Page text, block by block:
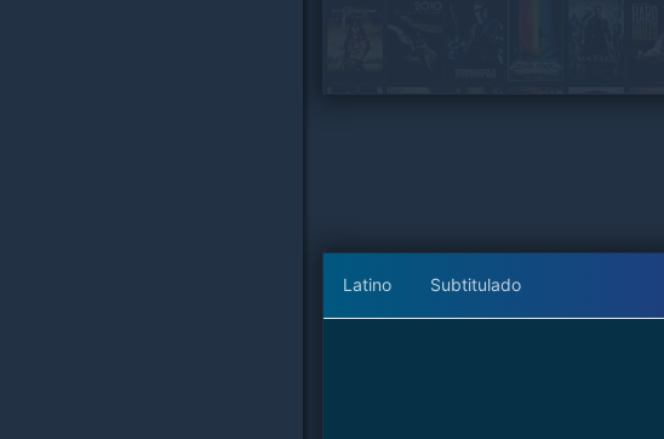
Latino Subtitulado